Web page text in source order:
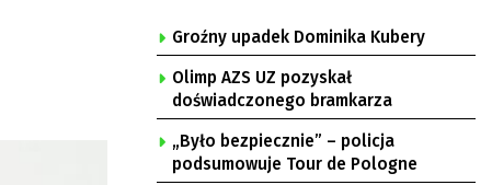
Groźny upadek Dominika Kubery
Olimp AZS UZ pozyskał
doświadczonego bramkarza
„Było bezpiecznie” – policja
podsumowuje Tour de Pologne